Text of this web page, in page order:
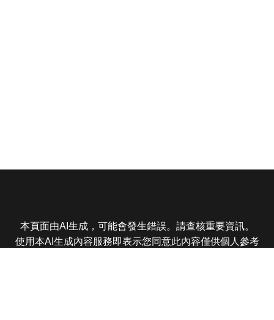
本頁面由AI生成，可能會發生錯誤。請查核重要資訊。
使用本AI生成內容服務即表示您同意此內容僅供個人參考